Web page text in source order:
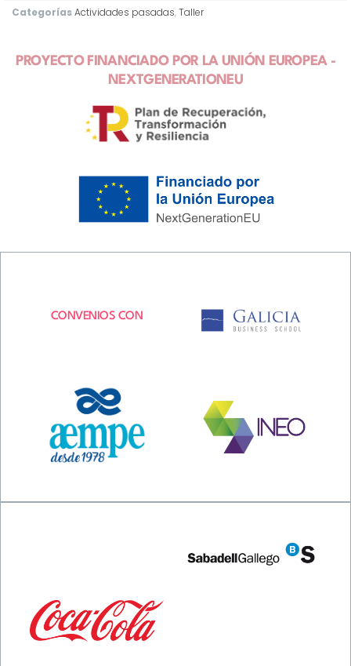
CategoríasActividades pasadas,Taller
PROYECTO FINANCIADO POR LA UNIÓN EUROPEA -
NEXTGENERATIONEU
CONVENIOS CON